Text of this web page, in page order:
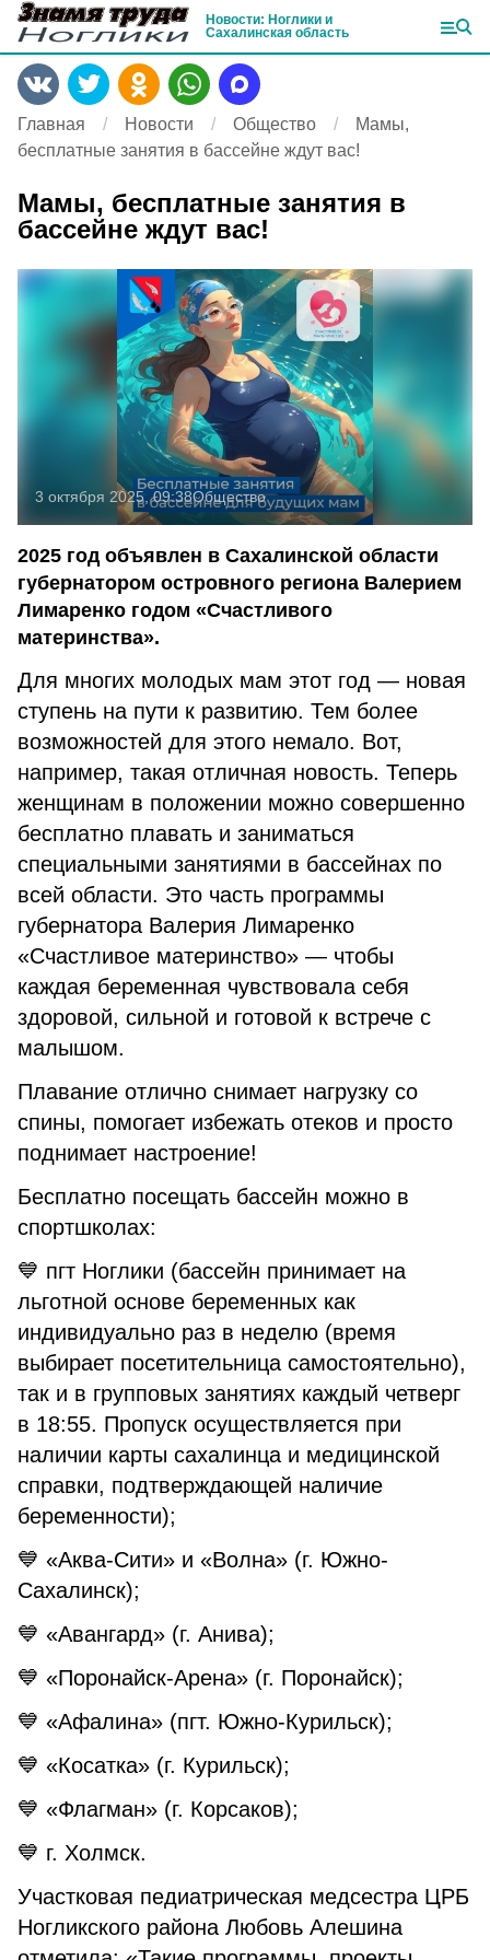
Новости: Ноглики и
Сахалинская область
Главная Новости Общество
Мамы,
бесплатные занятия в бассейне ждут вас!
Мамы, бесплатные занятия в
бассейне ждут вас!
3 октября 2025, 09:38Общество
2025 год объявлен в Сахалинской области
губернатором островного региона Валерием
Лимаренко годом «Счастливого
материнства».
Для многих молодых мам этот год — новая
ступень на пути к развитию. Тем более
возможностей для этого немало. Вот,
например, такая отличная новость. Теперь
женщинам в положении можно совершенно
бесплатно плавать и заниматься
специальными занятиями в бассейнах по
всей области. Это часть программы
губернатора Валерия Лимаренко
«Счастливое материнство» — чтобы
каждая беременная чувствовала себя
здоровой, сильной и готовой к встрече с
малышом.
Плавание отлично снимает нагрузку со
спины, помогает избежать отеков и просто
поднимает настроение!
Бесплатно посещать бассейн можно в
спортшколах:
💙 пгт Ноглики (бассейн принимает на
льготной основе беременных как
индивидуально раз в неделю (время
выбирает посетительница самостоятельно),
так и в групповых занятиях каждый четверг
в 18:55. Пропуск осуществляется при
наличии карты сахалинца и медицинской
справки, подтверждающей наличие
беременности);
💙 «Аква-Сити» и «Волна» (г. Южно-
Сахалинск);
💙 «Авангард» (г. Анива);
💙 «Поронайск-Арена» (г. Поронайск);
💙 «Афалина» (пгт. Южно-Курильск);
💙 «Косатка» (г. Курильск);
💙 «Флагман» (г. Корсаков);
💙 г. Холмск.
Участковая педиатрическая медсестра ЦРБ
Ногликского района Любовь Алешина